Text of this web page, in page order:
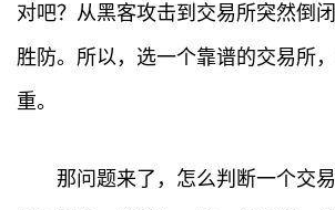
对吧？从黑客攻击到交易所突然倒
胜防。所以，选一个靠谱的交易所
重。
那问题来了，怎么判断一个交